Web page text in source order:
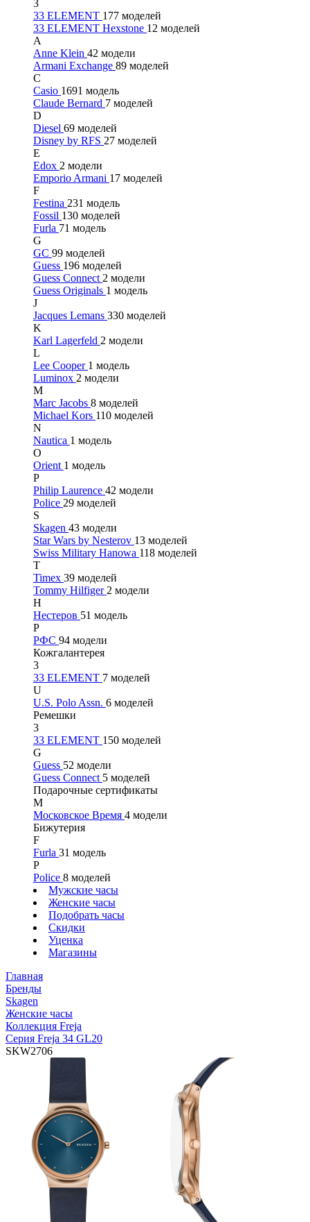
3
33 ELEMENT 177 моделей
33 ELEMENT Hexstone 12 моделей
A
Anne Klein 42 модели
Armani Exchange 89 моделей
C
Casio 1691 модель
Claude Bernard 7 моделей
D
Diesel 69 моделей
Disney by RFS 27 моделей
E
Edox 2 модели
Emporio Armani 17 моделей
F
Festina 231 модель
Fossil 130 моделей
Furla 71 модель
G
GC 99 моделей
Guess 196 моделей
Guess Connect 2 модели
Guess Originals 1 модель
J
Jacques Lemans 330 моделей
K
Karl Lagerfeld 2 модели
L
Lee Cooper 1 модель
Luminox 2 модели
M
Marc Jacobs 8 моделей
Michael Kors 110 моделей
N
Nautica 1 модель
O
Orient 1 модель
P
Philip Laurence 42 модели
Police 29 моделей
S
Skagen 43 модели
Star Wars by Nesterov 13 моделей
Swiss Military Hanowa 118 моделей
T
Timex 39 моделей
Tommy Hilfiger 2 модели
Н
Нестеров 51 модель
Р
РФС 94 модели
Кожгалантерея
3
33 ELEMENT 7 моделей
U
U.S. Polo Assn. 6 моделей
Ремешки
3
33 ELEMENT 150 моделей
G
Guess 52 модели
Guess Connect 5 моделей
Подарочные сертификаты
М
Московское Время 4 модели
Бижутерия
F
Furla 31 модель
P
Police 8 моделей
Мужские часы
Женские часы
Подобрать часы
Скидки
Уценка
Магазины
Главная
Бренды
Skagen
Женские часы
Коллекция Freja
Серия Freja 34 GL20
SKW2706